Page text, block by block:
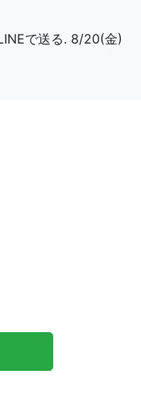
で送る. 8/20(金)